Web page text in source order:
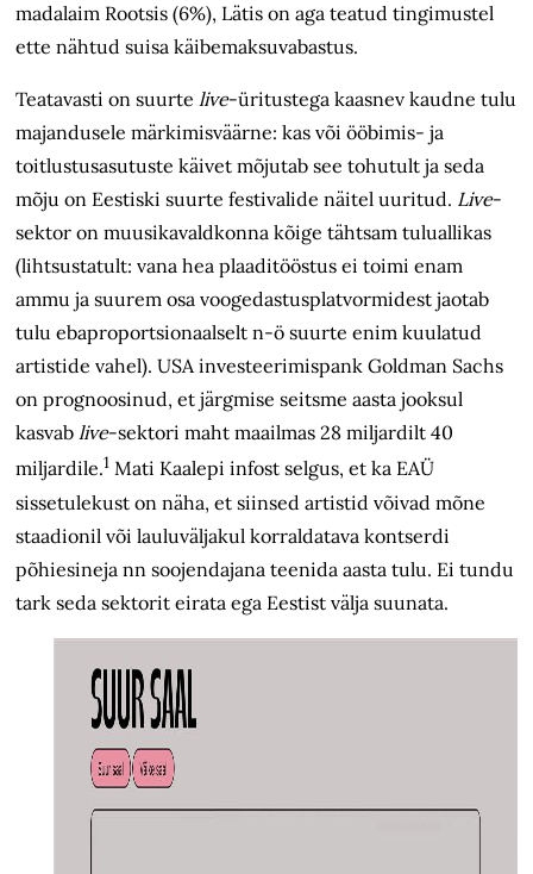
madalaim Rootsis (6%), Lätis on aga teatud tingimustel
ette nähtud suisa käibemaksuvabastus.
Teatavasti on suurtelive-üritustega kaasnev kaudne tulu
majandusele märkimisväärne: kas või ööbimis- ja
toitlustus­asutuste käivet mõjutab see tohutult ja seda
mõju on Eestiski suurte festivalide näitel uuritud. Live-
sektor on muusika­valdkonna kõige tähtsam tuluallikas
(lihtsustatult: vana hea plaaditööstus ei toimi enam
ammu ja suurem osa voog­edastusplatvormidest jaotab
tulu ebaproportsionaalselt n-ö suurte enim kuulatud
artistide vahel). USA investeerimispank Goldman Sachs
on prognoosinud, et järgmise seitsme aasta jooksul
kasvablive-sektori maht maailmas 28 miljardilt 40
miljardile.1 Mati Kaalepi infost selgus, et ka EAÜ
sissetulekust on näha, et siinsed artistid võivad mõne
staadionil või lauluväljakul korraldatava kontserdi
põhiesineja nn soojendajana teenida aasta tulu. Ei tundu
tark seda sektorit eirata ega Eestist välja suunata.